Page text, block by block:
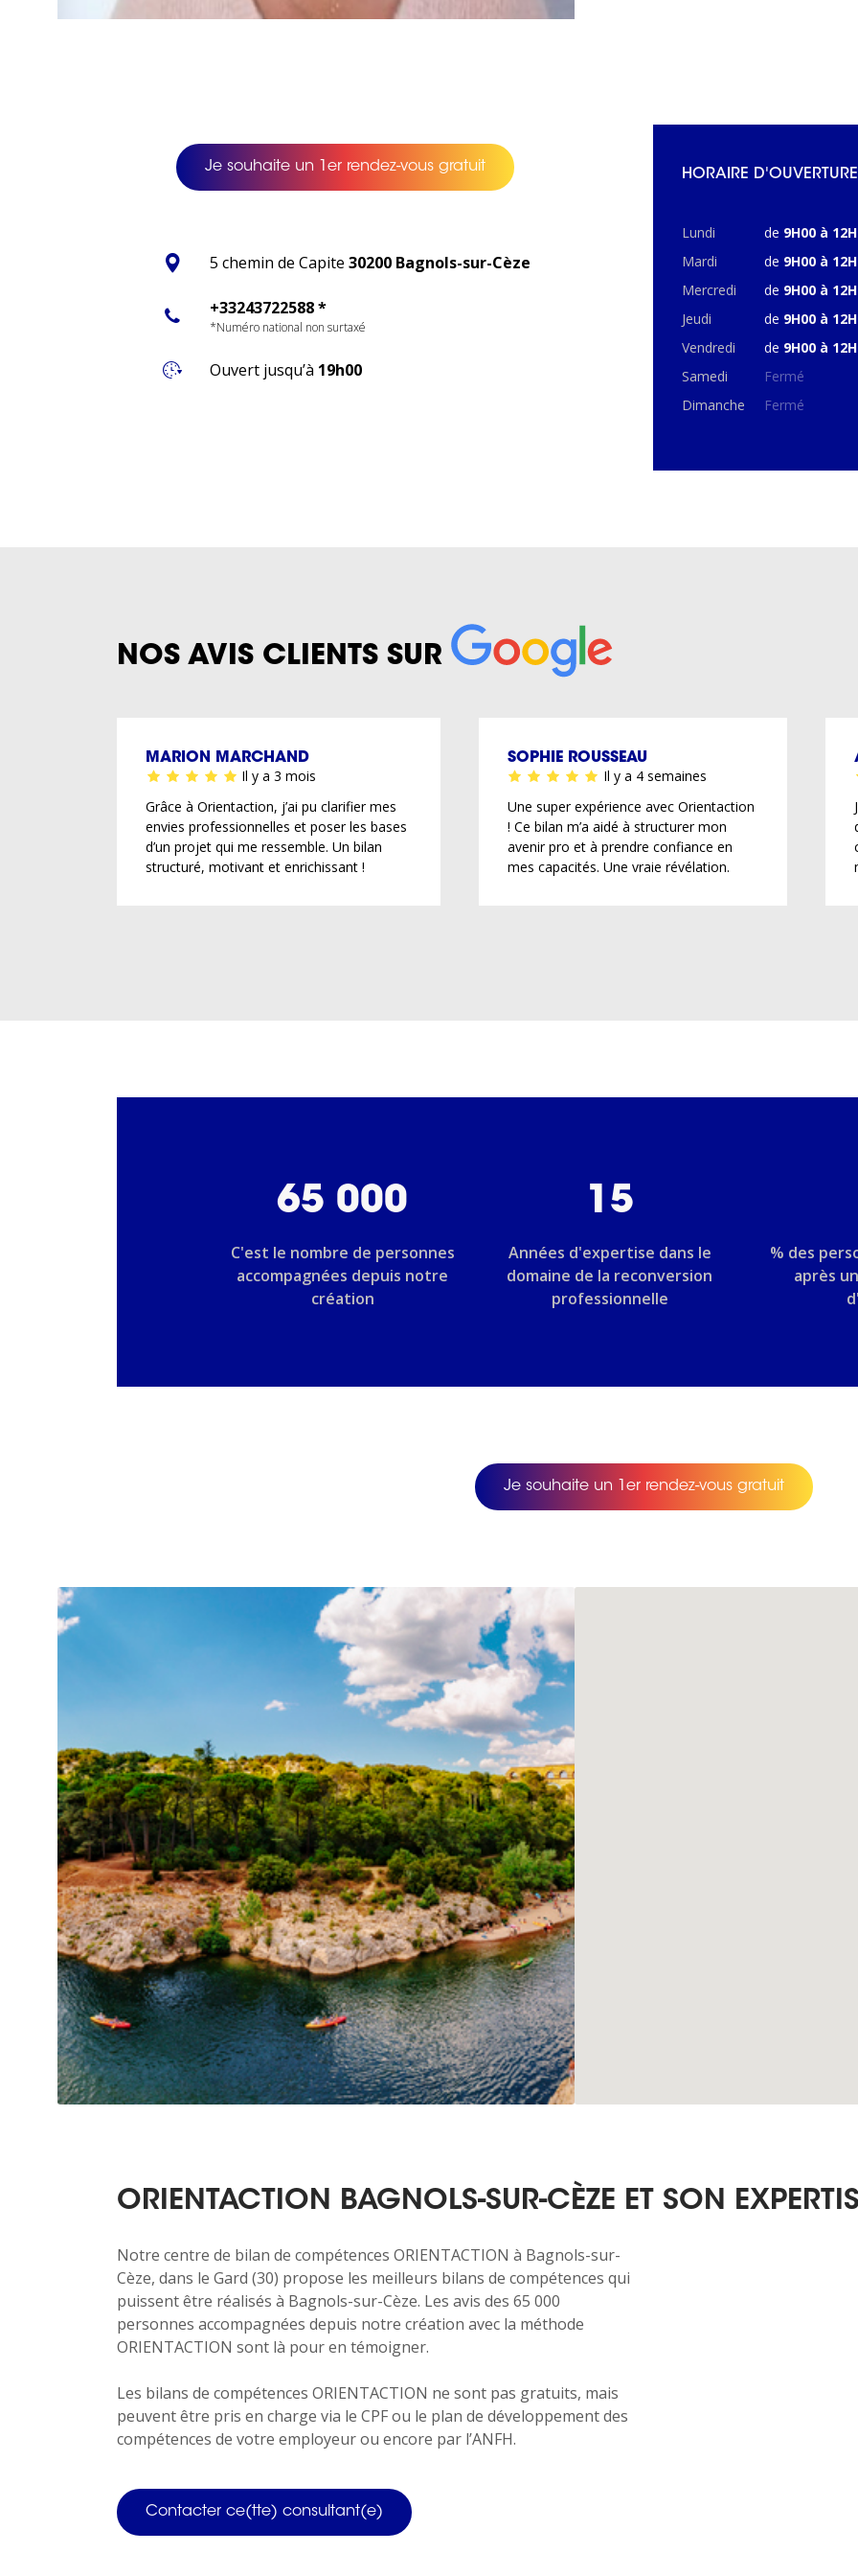
Je souhaite un 1er rendez-vous gratuit
5 chemin de Capite 30200 Bagnols-sur-Cèze
+33243722588 *
*Numéro national non surtaxé
Ouvert jusqu’à 19h00
HORAIRE
Lundi de 9H00 à
Mardi
de 9H00 à
Mercredi
de 9H00 à
Jeudi
de 9H00 à
Vendredi
de 9H00 à
Samedi
Fermé
Dimanche
Fermé
NOS AVIS CLIENTS SUR
MARION MARCHAND
Il y a 3 mois
Grâce à Orientaction, j’ai pu clarifier mes
envies professionnelles et poser les bases
d’un projet qui me ressemble. Un bilan
structuré, motivant et enrichissant !
SOPHIE ROUSSEAU
Il y a 4 semaines
Une super expérience avec Orientaction
! Ce bilan m’a aidé à structurer mon
avenir pro et à prendre confiance en
mes capacités. Une vraie révélation.
65 000
C'est le nombre de personnes
accompagnées depuis notre
création
15
Années d'expertise dans le
domaine de la reconversion
professionnelle
% des
après
Je souhaite un 1er rendez-vous gratuit
ORIENTACTION BAGNOLS-SUR-CÈZE ET SON
Notre centre de bilan de compétences ORIENTACTION à Bagnols-sur-
Cèze, dans le Gard (30) propose les meilleurs bilans de compétences qui
puissent être réalisés à Bagnols-sur-Cèze. Les avis des 65 000
personnes accompagnées depuis notre création avec la méthode
ORIENTACTION sont là pour en témoigner.
Les bilans de compétences ORIENTACTION ne sont pas gratuits, mais
peuvent être pris en charge via le CPF ou le plan de développement des
compétences de votre employeur ou encore par l’ANFH.
Contacter ce(tte) consultant(e)